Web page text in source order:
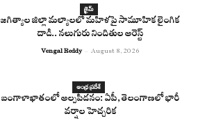
క్రైమ్
జగిత్యాల జిల్లా మల్యాలలో మహిళపై సామూహిక లైంగిక
దాడి.. నలుగురు నిందితుల అరెస్ట్
Vengal Reddy - August 8, 2026
ఆంధ్ర ప్రదేశ్
బంగాళాఖాతంలో అల్పపీడనం: ఏపీ, తెలంగాణలో భారీ
వర్షాల హెచ్చరిక